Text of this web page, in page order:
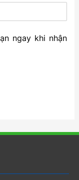
ngay khi nhận